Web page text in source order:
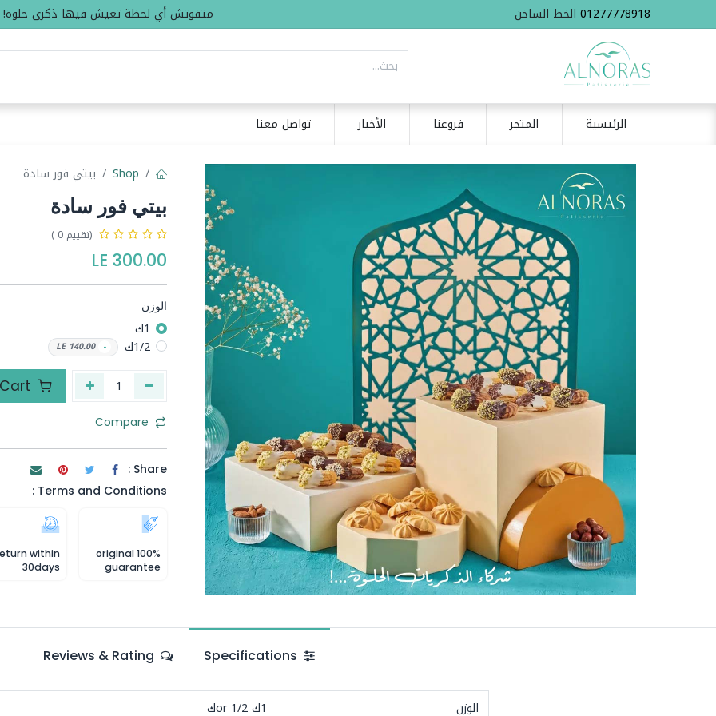
01277778918 الخط الساخن متفوتش أي لحظة تعيش فيها ذكرى حلوة!
الرئيسية المتجر فروعنا الأخبار تواصل معنا
Shop بيتي فور سادة
بيتي فور سادة
(تقييم 0 )
300.00
الوزن
1ك
1/2ك
-
140.00
LE
Compare
Share :
Terms and Conditions :
100% original
guarantee
within
30days
الوزن 1ك 1/2ك